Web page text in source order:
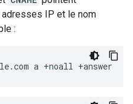
IP et le nom
:
a +noall +answer